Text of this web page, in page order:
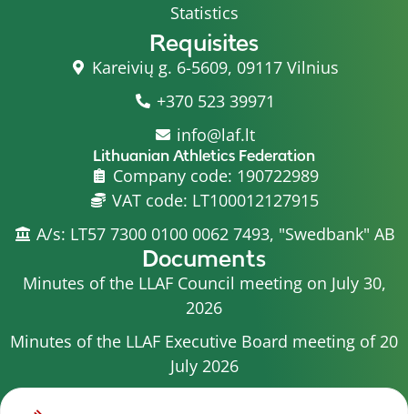
Statistics
Requisites
Kareivių g. 6-5609, 09117 Vilnius
+370 523 39971
info@laf.lt
Lithuanian Athletics Federation
Company code: 190722989
VAT code: LT100012127915
A/s: LT57 7300 0100 0062 7493, "Swedbank" AB
Documents
Minutes of the LLAF Council meeting on July 30,
2026
Minutes of the LLAF Executive Board meeting of 20
July 2026